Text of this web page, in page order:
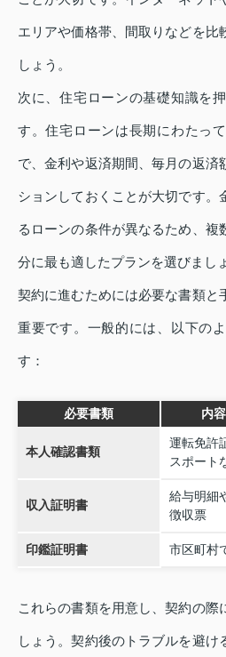
エリアや価格帯、間取りなどを比
しょう。
次に、住宅ローンの基礎知識を
す。住宅ローンは長期にわたっ
で、金利や返済期間、毎月の返済
ションしておくことが大切です。
るローンの条件が異なるため、複
分に最も適したプランを選びまし
契約に進むためには必要な書類と
重要です。一般的には、以下の
す：
必要書類 内容
本人確認書類
運転免許
スポート
収入証明書
給与明細
徴収票
印鑑証明書 市区町村
これらの書類を用意し、契約の際
しょう。契約後のトラブルを避け